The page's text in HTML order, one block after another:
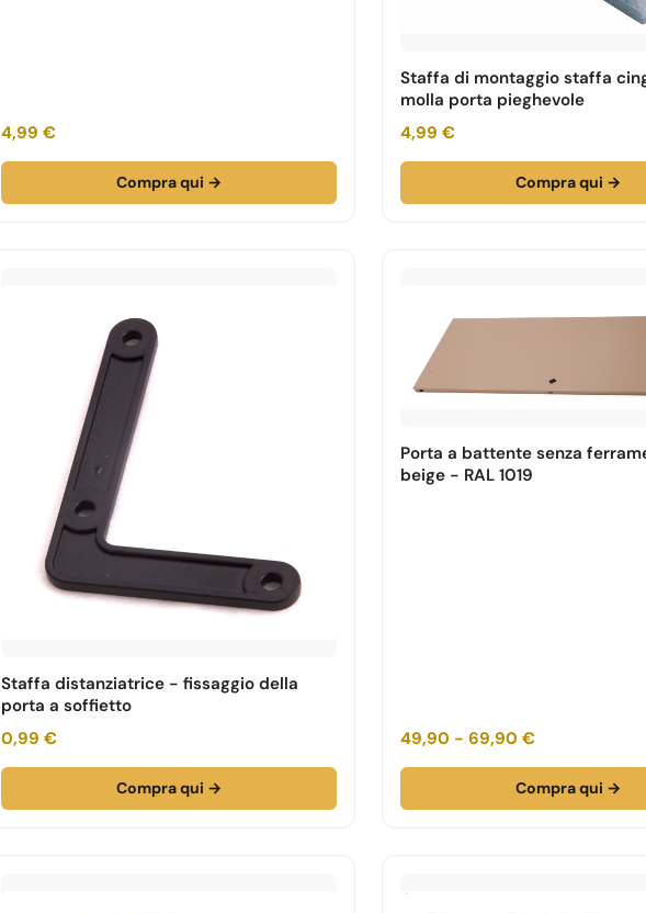
4,99 €
Compra qui →
Staffa di montaggio staffa
molla porta pieghevole
4,99 €
Compra qui →
Staffa distanziatrice - fissaggio della
porta a soffietto
0,99 €
Compra qui →
Porta a battente senza
beige - RAL 1019
49,90 - 69,90 €
Compra qui →